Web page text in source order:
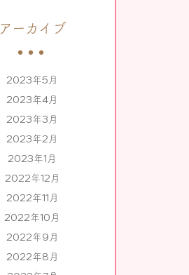
アーカイブ
2023年5月
2023年4月
2023年3月
2023年2月
2023年1月
2022年12月
2022年11月
2022年10月
2022年9月
2022年8月